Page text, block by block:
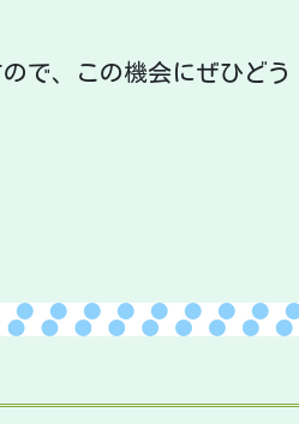
で、この機会にぜひどう